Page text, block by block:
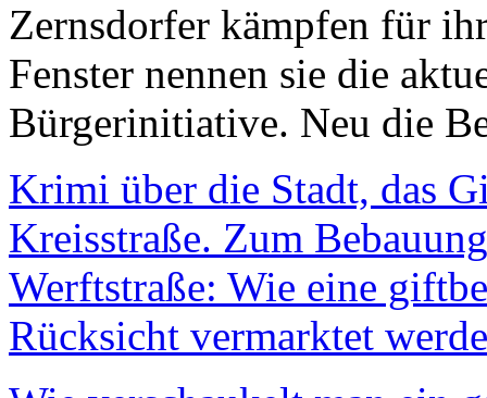
Zernsdorfer kämpfen für
Fenster nennen sie die
Bürgerinitiative. Neu die
Krimi über die Stadt, das
Kreisstraße. Zum
Werftstraße: Wie eine
Rücksicht vermarktet